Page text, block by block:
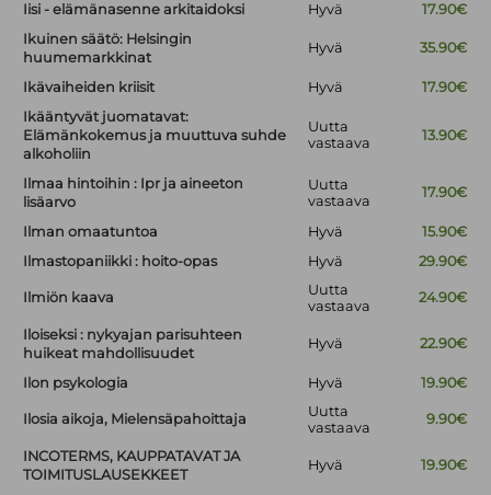
Iisi - elämänasenne arkitaidoksi Hyvä
17.90€
Ikuinen säätö: Helsingin
huumemarkkinat
Hyvä 35.90€
Ikävaiheiden kriisit Hyvä
17.90€
Ikääntyvät juomatavat:
Elämänkokemus ja muuttuva suhde
alkoholiin
Uutta
vastaava
13.90€
Ilmaa hintoihin : Ipr ja aineeton
lisäarvo
Uutta
vastaava
17.90€
Ilman omaatuntoa Hyvä
15.90€
Ilmastopaniikki : hoito-opas
Hyvä 29.90€
Ilmiön kaava
Uutta
vastaava
24.90€
Iloiseksi : nykyajan parisuhteen
huikeat mahdollisuudet
Hyvä 22.90€
Ilon psykologia Hyvä 19.90€
Ilosia aikoja, Mielensäpahoittaja
Uutta
vastaava
9.90€
INCOTERMS, KAUPPATAVAT JA
TOIMITUSLAUSEKKEET
Hyvä 19.90€